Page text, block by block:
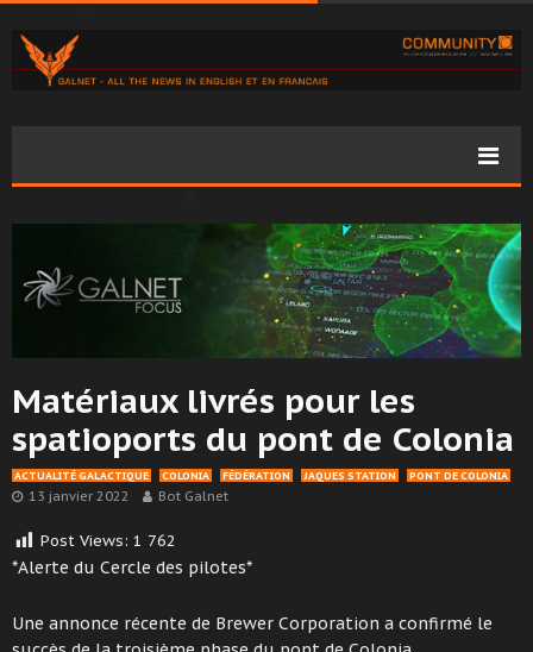
Matériaux livrés pour les
spatioports du pont de Colonia
ACTUALITÉ GALACTIQUE COLONIA FÉDÉRATION JAQUES STATION PONT DE COLONIA
13 janvier 2022 Bot Galnet
Post Views: 1 762
*Alerte du Cercle des pilotes*
Une annonce récente de Brewer Corporation a confirmé le